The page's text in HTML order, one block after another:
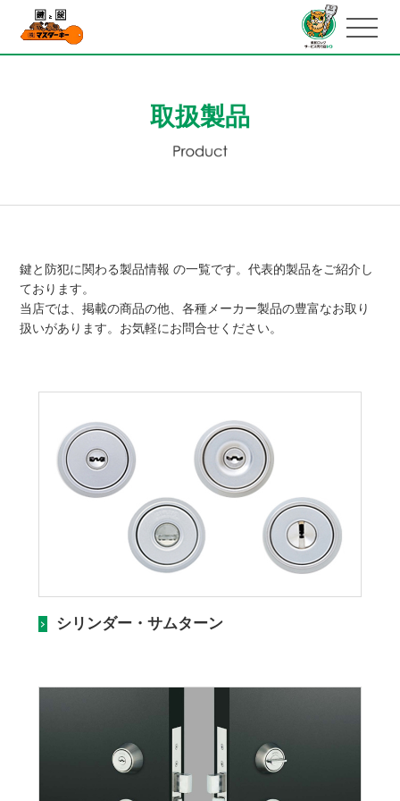
取扱製品
鍵と防犯に関わる製品情報 の一覧です。代表的製品をご紹介し
ております。
当店では、掲載の商品の他、各種メーカー製品の豊富なお取り
扱いがあります。お気軽にお問合せください。
シリンダー・サムターン